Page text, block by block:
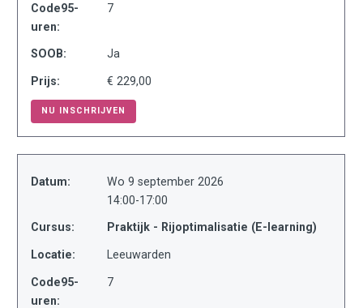
Code95-
uren:
7
SOOB: Ja
Prijs: € 229,00
NU INSCHRIJVEN
Datum:
Wo 9 september 2026
14:00-17:00
Cursus: Praktijk - Rijoptimalisatie (E-learning)
Locatie: Leeuwarden
Code95-
uren:
7